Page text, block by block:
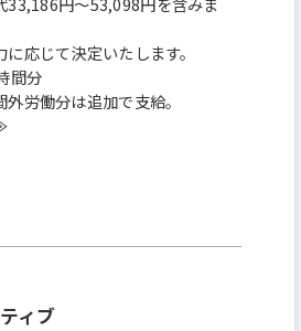
応じて決定いたします。
間分
労働分は追加で支給。
ィブ